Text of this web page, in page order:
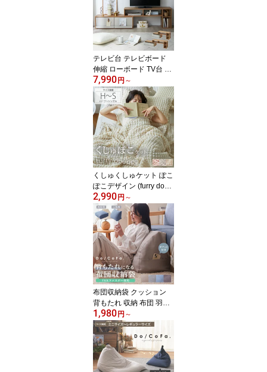
ル リビングボード 韓国
ナチュラル 可動棚 コン
パクト 省スペース 北欧
テレビ台 テレビボード
伸縮 ローボード TV台 コ
ーナー 木目調 ナチュラ
ルモダン 79cm 99cm AV
ラック リビングボード
おしゃれ シンプル L字型
オープン スリム ワイド
大容量 収納棚 引き出し
一人暮らし ワンルーム
かわいい 省スペース 32
インチ 43インチ ◆
7,990 円 ～
くしゅくしゅケット ぽこ
ぽこデザイン (furry doud
ou./ファーリードゥドゥ)
ポップコーン生地 とろけ
る マシュマロ タオルケ
ット ガーゼケット 夏用
のびのび おしゃれ かわ
いい 韓国インテリア 年
中 もこもこ ひざ掛け ハ
ーフ シングル
2,990 円 ～
布団収納袋 クッション
背もたれ 収納 布団 羽毛
布団 毛布 ブランケット
衣替え 足置き シンプル
三角 四角 くすみカラー
ニュアンスカラー 持ち手
付き 洗える 新生活 一人
暮らし ワンルーム ドコ
1,980 円 ～